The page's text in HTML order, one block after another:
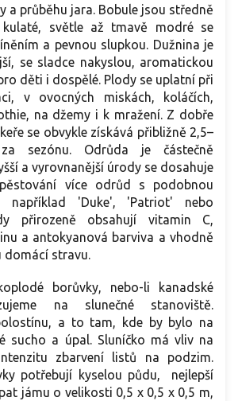
a průběhu jara. Bobule jsou středně
kulaté, světle až tmavě modré se
a pevnou slupkou. Dužnina je
se sladce nakyslou, aromatickou
děti i dospělé. Plody se uplatní při
v ovocných miskách, koláčích,
na džemy i k mražení. Z dobře
se obvykle získává přibližně 2,5–
sezónu. Odrůda je částečně
a vyrovnanější úrody se dosahuje
více odrůd s podobnou
například 'Duke', 'Patriot' nebo
přirozeně obsahují vitamin C,
a antokyanová barviva a vhodně
domácí stravu.
borůvky, nebo-li kanadské
na slunečné stanoviště.
a to tam, kde by bylo na
sucho a úpal. Sluníčko má vliv na
zbarvení listů na podzim.
potřebují kyselou půdu, nejlepší
jámu o velikosti 0,5 x 0,5 x 0,5 m,